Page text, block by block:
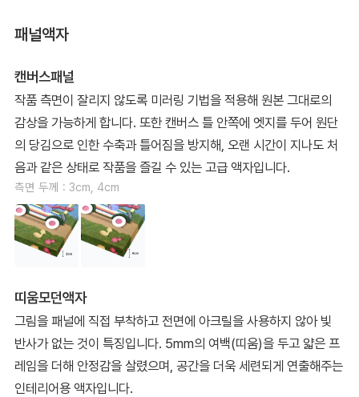
패널액자
캔버스패널
작품 측면이 잘리지 않도록 미러링 기법을 적용해 원본 그대로의
감상을 가능하게 합니다. 또한 캔버스 틀 안쪽에 엣지를 두어 원단
의 당김으로 인한 수축과 틀어짐을 방지해, 오랜 시간이 지나도 처
음과 같은 상태로 작품을 즐길 수 있는 고급 액자입니다.
측면 두께 : 3cm, 4cm
띠움모던액자
그림을 패널에 직접 부착하고 전면에 아크릴을 사용하지 않아 빛
반사가 없는 것이 특징입니다. 5mm의 여백(띠움)을 두고 얇은 프
레임을 더해 안정감을 살렸으며, 공간을 더욱 세련되게 연출해주는
인테리어용 액자입니다.